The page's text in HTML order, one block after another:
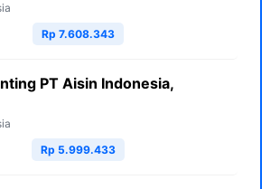
Rp 7.608.343
PT Aisin Indonesia,
Rp 5.999.433